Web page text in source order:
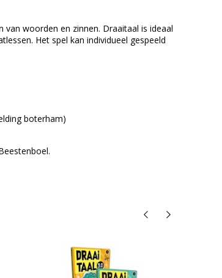
woorden en zinnen. Draaitaal is ideaal
Het spel kan individueel gespeeld
boterham)